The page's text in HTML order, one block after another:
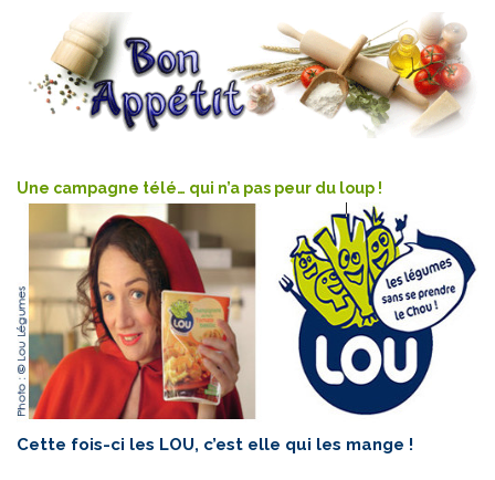
Une campagne télé… qui n’a pas peur du loup !
Cette fois-ci les LOU, c’est elle qui les mange !